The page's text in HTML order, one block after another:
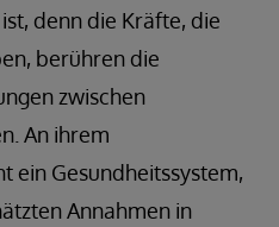
denn die Kräfte, die
berühren die
zwischen
An ihrem
ein Gesundheitssystem,
Annahmen in